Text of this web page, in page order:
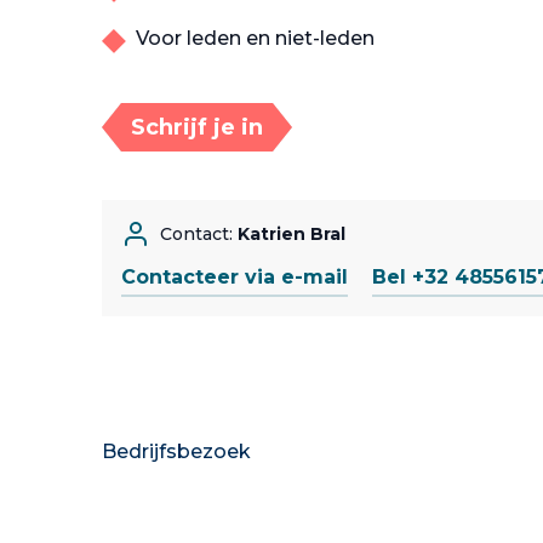
Voor leden en niet-leden
Schrijf je in
Contact: Katrien Bral
Contacteer via e-mail Bel +32
Bedrijfsbezoek